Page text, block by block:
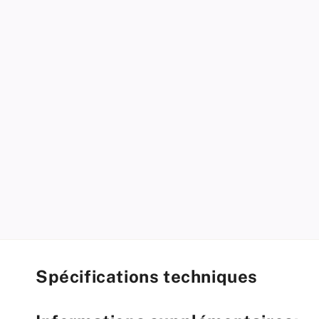
Spécifications techniques